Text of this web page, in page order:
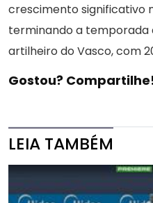
crescimento significativo
terminando a temporada
artilheiro do Vasco, com
Gostou?
LEIA TAMBÉM